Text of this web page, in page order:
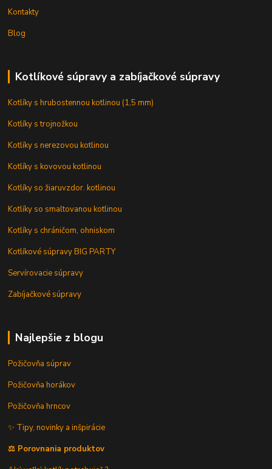
Kontakty
Blog
Kotlíkové súpravy a zabíjačkové súpravy
Kotlíky s hrubostennou kotlinou (1,5 mm)
Kotlíky s trojnožkou
Kotlíky s nerezovou kotlinou
Kotlíky s kovovou kotlinou
Kotlíky so žiaruvzdor. kotlinou
Kotlíky so smaltovanou kotlinou
Kotlíky s chráničom, ohniskom
Kotlíkové súpravy BIG PARTY
Servírovacie súpravy
Zabíjačkové súpravy
Najlepšie z blogu
Požičovňa súprav
Požičovňa horákov
Požičovňa hrncov
✨ Tipy, novinky a inšpirácie
⚖️ Porovnania produktov